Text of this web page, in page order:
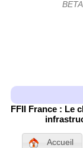
FFII France : Le
Accueil